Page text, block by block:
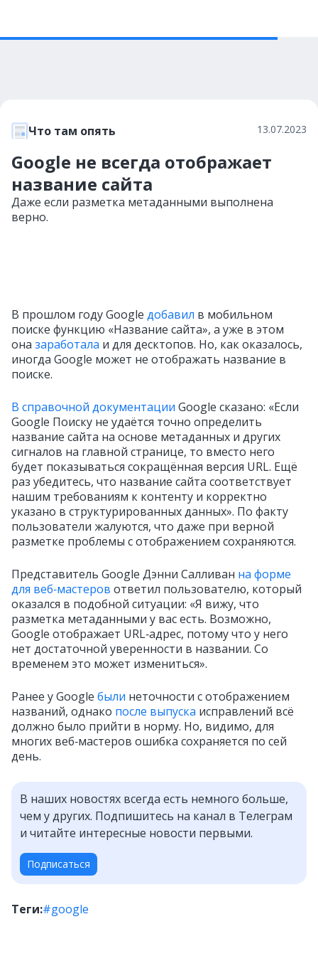
Что там опять 13.07.2023
Google не всегда отображает
название сайта
Даже если разметка метаданными выполнена
верно.
В прошлом году Google добавил в мобильном
поиске функцию «Название сайта», а уже в этом
она заработала и для десктопов. Но, как оказалось,
иногда Google может не отображать название в
поиске.
В справочной документации Google сказано: «Если
Google Поиску не удаётся точно определить
название сайта на основе метаданных и других
сигналов на главной странице, то вместо него
будет показываться сокращённая версия URL. Ещё
раз убедитесь, что название сайта соответствует
нашим требованиям к контенту и корректно
указано в структурированных данных». По факту
пользователи жалуются, что даже при верной
разметке проблемы с отображением сохраняются.
Представитель Google Дэнни Салливан на форме
для веб‑мастеров ответил пользователю, который
оказался в подобной ситуации: «Я вижу, что
разметка метаданными у вас есть. Возможно,
Google отображает URL‑адрес, потому что у него
нет достаточной уверенности в названии. Со
временем это может измениться».
Ранее у Google были неточности с отображением
названий, однако после выпуска исправлений всё
должно было прийти в норму. Но, видимо, для
многих веб‑мастеров ошибка сохраняется по сей
день.
В наших новостях всегда есть немного больше,
чем у других. Подпишитесь на канал в Телеграм
и читайте интересные новости первыми.
Подписаться
Теги:#google